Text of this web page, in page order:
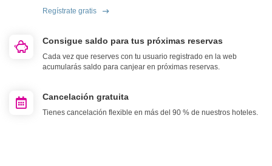
Regístrate gratis
Consigue saldo para tus próximas reservas
Cada vez que reserves con tu usuario registrado en la web
acumularás saldo para canjear en próximas reservas.
Cancelación gratuita
Tienes cancelación flexible en más del 90 % de nuestros hoteles.